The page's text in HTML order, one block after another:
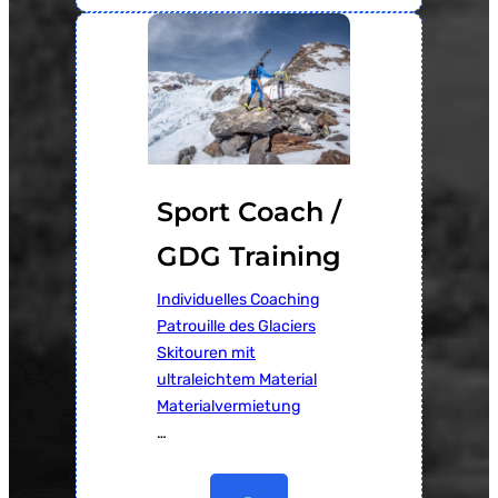
Sport Coach /
GDG Training
Individuelles Coaching
Patrouille des Glaciers
Skitouren mit
ultraleichtem Material
Materialvermietung
…